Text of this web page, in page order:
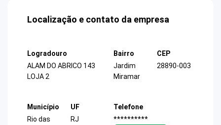
Localização e contato da empresa
Logradouro
ALAM DO ABRICO 143
LOJA 2
Bairro
Jardim
Miramar
CEP
28890-003
Município
Rio das
UF
RJ
Telefone
**********